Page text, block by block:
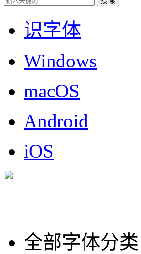
识字体
Windows
macOS
Android
iOS
全部字体分类